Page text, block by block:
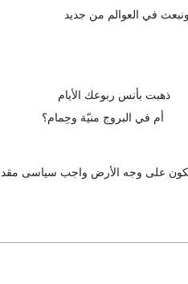
‏ونبعث في العوالم من جديد
ذهبت بأنس ربوعك الأيام‏
أم في البروج منيّة وحِمام‏؟
يكون على وجه الأرض واجب سياسى